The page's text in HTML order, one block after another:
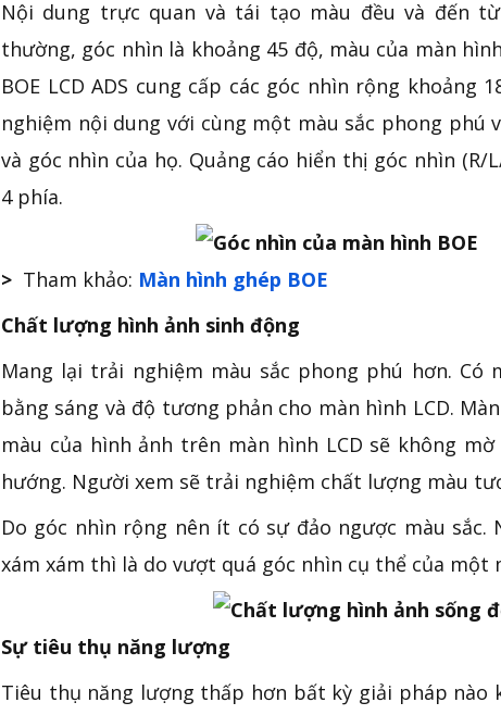
Nội dung trực quan và tái tạo màu đều và đến
thường, góc nhìn là khoảng 45 độ, màu của màn
BOE LCD ADS cung cấp các góc nhìn rộng
nghiệm nội dung với cùng một màu sắc phong
và góc nhìn của họ. Quảng cáo hiển thị góc nhìn
4 phía.
> Tham khảo: Màn hình ghép BOE
Chất lượng hình ảnh sinh động
Mang lại trải nghiệm màu sắc phong phú hơn.
bằng sáng và độ tương phản cho màn hình LCD.
màu của hình ảnh trên màn hình LCD sẽ không
hướng. Người xem sẽ trải nghiệm chất lượng màu
Do góc nhìn rộng nên ít có sự đảo ngược màu
xám xám thì là do vượt quá góc nhìn cụ thể của một
Sự tiêu thụ năng lượng
Tiêu thụ năng lượng thấp hơn bất kỳ giải pháp